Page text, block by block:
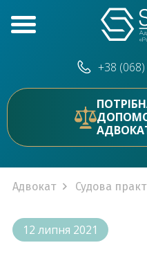
+38 (068)
Адвокат Судова
12 липня 2021